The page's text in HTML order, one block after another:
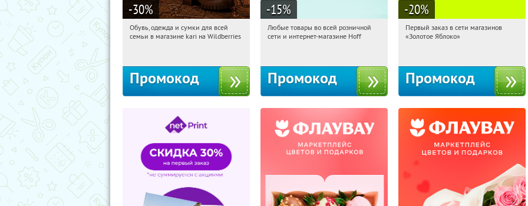
-30%
20:23:11 Получили:
Обувь, одежда и сумки для всей
семьи в магазине kari на Wildberries
Промокод
-15%
20:23:11 Получили:
Любые товары во всей розничной
сети и интернет-магазине Hoff
Промокод
-20%
20:23:11
Получи первым!
Первый заказ в сети магазинов
«Золотое Яблоко»
Промокод